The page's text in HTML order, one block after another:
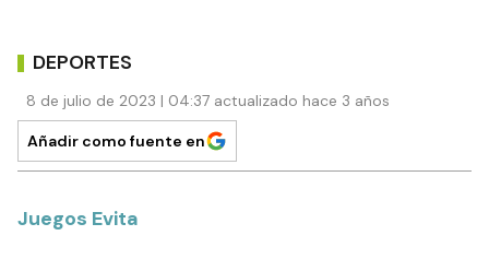
DEPORTES
8 de julio de 2023 | 04:37 actualizado hace 3 años
Añadir como fuente en
Juegos Evita